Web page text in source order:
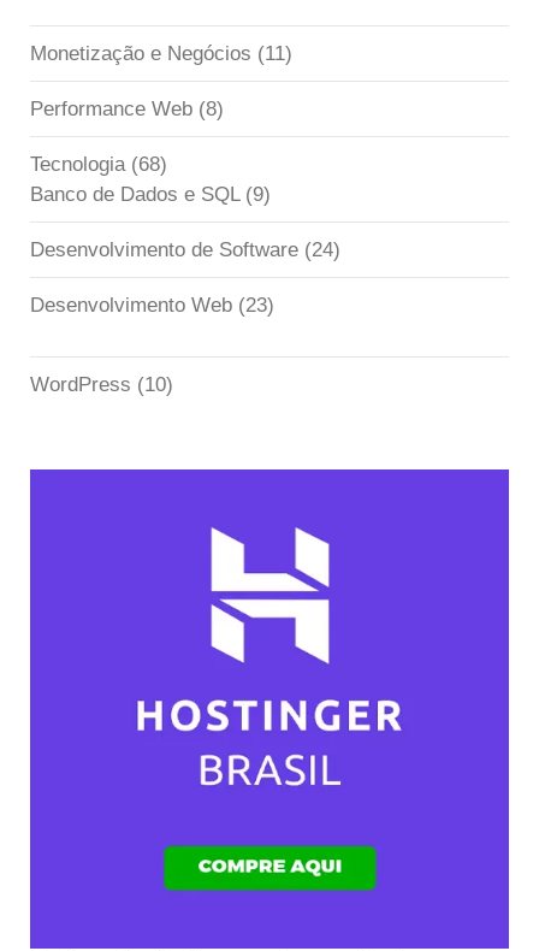
Monetização e Negócios (11)
Performance Web (8)
Tecnologia(68)
Banco de Dados e SQL(9)
Desenvolvimento de Software (24)
Desenvolvimento Web (23)
WordPress (10)